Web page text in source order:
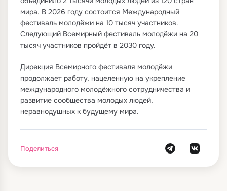
мира. В 2026 году состоится Международный
фестиваль молодёжи на 10 тысяч участников.
Следующий Всемирный фестиваль молодёжи на 20
тысяч участников пройдёт в 2030 году.
Дирекция Всемирного фестиваля молодёжи
продолжает работу, нацеленную на укрепление
международного молодёжного сотрудничества и
развитие сообщества молодых людей,
неравнодушных к будущему мира.
Поделиться